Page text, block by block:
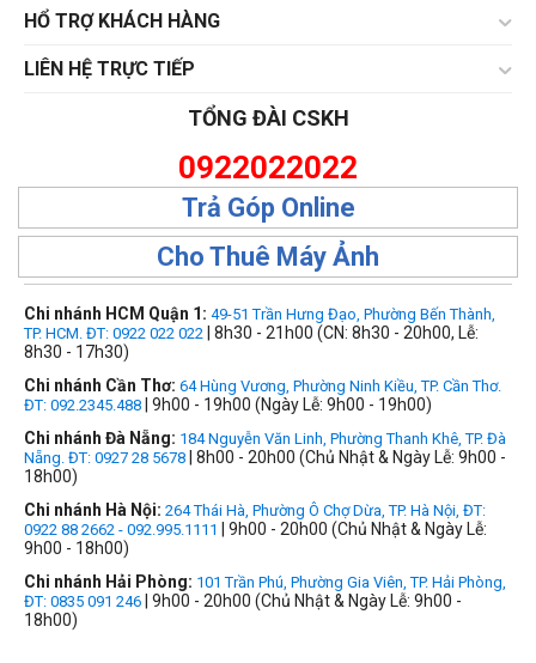
HỔ TRỢ KHÁCH HÀNG
LIÊN HỆ TRỰC TIẾP
TỔNG ĐÀI CSKH
0922022022
Trả Góp Online
Cho Thuê Máy Ảnh
Chi nhánh HCM Quận 1: 49-51 Trần Hưng Đạo, Phường Bến Thành,
TP. HCM. ĐT: 0922 022 022 | 8h30 - 21h00 (CN: 8h30 - 20h00, Lễ:
8h30 - 17h30)
Chi nhánh Cần Thơ: 64 Hùng Vương, Phường Ninh Kiều, TP. Cần Thơ.
ĐT: 092.2345.488 | 9h00 - 19h00 (Ngày Lễ: 9h00 - 19h00)
Chi nhánh Đà Nẵng: 184 Nguyễn Văn Linh, Phường Thanh Khê, TP. Đà
Nẵng. ĐT: 0927 28 5678 | 8h00 - 20h00 (Chủ Nhật & Ngày Lễ: 9h00 -
18h00)
Chi nhánh Hà Nội: 264 Thái Hà, Phường Ô Chợ Dừa, TP. Hà Nội, ĐT:
0922 88 2662 - 092.995.1111
| 9h00 - 20h00 (Chủ Nhật & Ngày Lễ:
9h00 - 18h00)
Chi nhánh Hải Phòng: 101 Trần Phú, Phường Gia Viên, TP. Hải Phòng,
ĐT: 0835 091 246 | 9h00 - 20h00 (Chủ Nhật & Ngày Lễ: 9h00 -
18h00)